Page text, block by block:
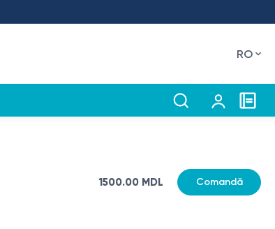
RO
1500.00 MDL Comandă